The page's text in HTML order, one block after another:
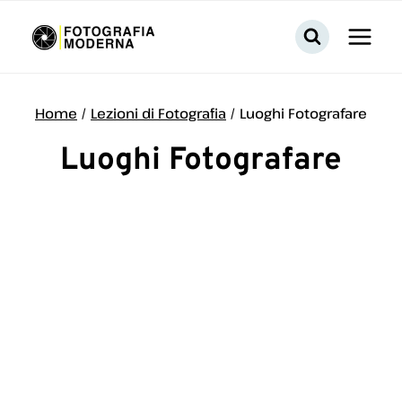
Home / Lezioni di Fotografia / Luoghi Fotografare
Luoghi Fotografare